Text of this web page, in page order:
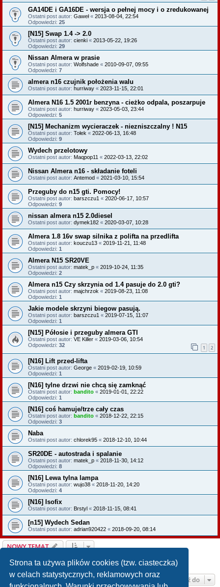
Strona ta używa plików cookies (tzw. ciasteczka)
w celach statystycznych, reklamowych oraz
GA14DE i GA16DE - wersja o pełnej mocy i o zredukowanej
Ostatni post autor: Gaweł« 2013-08-04, 22:54
Odpowiedzi: 25
[N15] Swap 1.4 -> 2.0
Ostatni post autor: cienki « 2013-05-22, 19:26
Odpowiedzi: 29
Nissan Almera w prasie
Ostatni post autor: Wolfshade « 2010-09-07, 09:55
Odpowiedzi: 7
almera n16 czujnik położenia walu
Ostatni post autor: hurriway « 2023-11-15, 22:01
Almera N16 1.5 2001r benzyna - cieżko odpala, poszarpuje
Ostatni post autor: hurriway « 2023-05-03, 23:44
Odpowiedzi: 5
[N15] Mechanizm wycieraczek - niezniszczalny ! N15
Ostatni post autor: Tołek « 2022-06-13, 16:48
Odpowiedzi: 9
Wydech przelotowy
Ostatni post autor: Maqpop11 « 2022-03-13, 22:02
Nissan Almera n16 - składanie foteli
Ostatni post autor: Antemod « 2021-03-10, 15:54
Przeguby do n15 gti. Pomocy!
Ostatni post autor: barszczu1 « 2020-06-17, 10:57
Odpowiedzi: 9
nissan almera n15 2.0diesel
Ostatni post autor: dymek182 « 2020-03-07, 10:28
Almera 1.8 16v swap silnika z polifta na przedlifta
Ostatni post autor: kouczu13 « 2019-11-21, 11:48
Odpowiedzi: 1
Almera N15 SR20VE
Ostatni post autor: matek_p « 2019-10-24, 11:35
Odpowiedzi: 2
Almera n15 Czy skrzynia od 1.4 pasuje do 2.0 gti?
Ostatni post autor: majchrzok « 2019-08-23, 11:08
Odpowiedzi: 1
Jakie modele skrzyni biegow pasują.
Ostatni post autor: barszczu1 « 2019-07-15, 11:07
Odpowiedzi: 1
[N15] Półosie i przeguby almera GTI
Ostatni post autor: VE Killer « 2019-03-06, 10:54
Odpowiedzi: 32 1 2
[N16] Lift przed-lifta
Ostatni post autor: George « 2019-02-19, 10:59
Odpowiedzi: 1
[N16] tylne drzwi nie chcą się zamknąć
Ostatni post autor: bandito « 2019-01-01, 22:22
Odpowiedzi: 1
[N16] coś hamuje/trze cały czas
Ostatni post autor: bandito « 2018-12-22, 22:15
Odpowiedzi: 3
Naba
Ostatni post autor: chlorek95 « 2018-12-10, 10:44
SR20DE - autostrada i spalanie
Ostatni post autor: matek_p « 2018-11-30, 14:12
Odpowiedzi: 8
[N16] Lewa tylna lampa
Ostatni post autor: wujo38 « 2018-11-20, 14:20
Odpowiedzi: 4
[N16] Isofix
Ostatni post autor: Brstyl « 2018-11-15, 08:41
[n15] Wydech Sedan
Ostatni post autor: adrian920422 « 2018-09-20, 08:14
NOWY TEMAT
Tematy: 554 Strona1z 19
1 2 3 4 5 … 19
Przejdź do